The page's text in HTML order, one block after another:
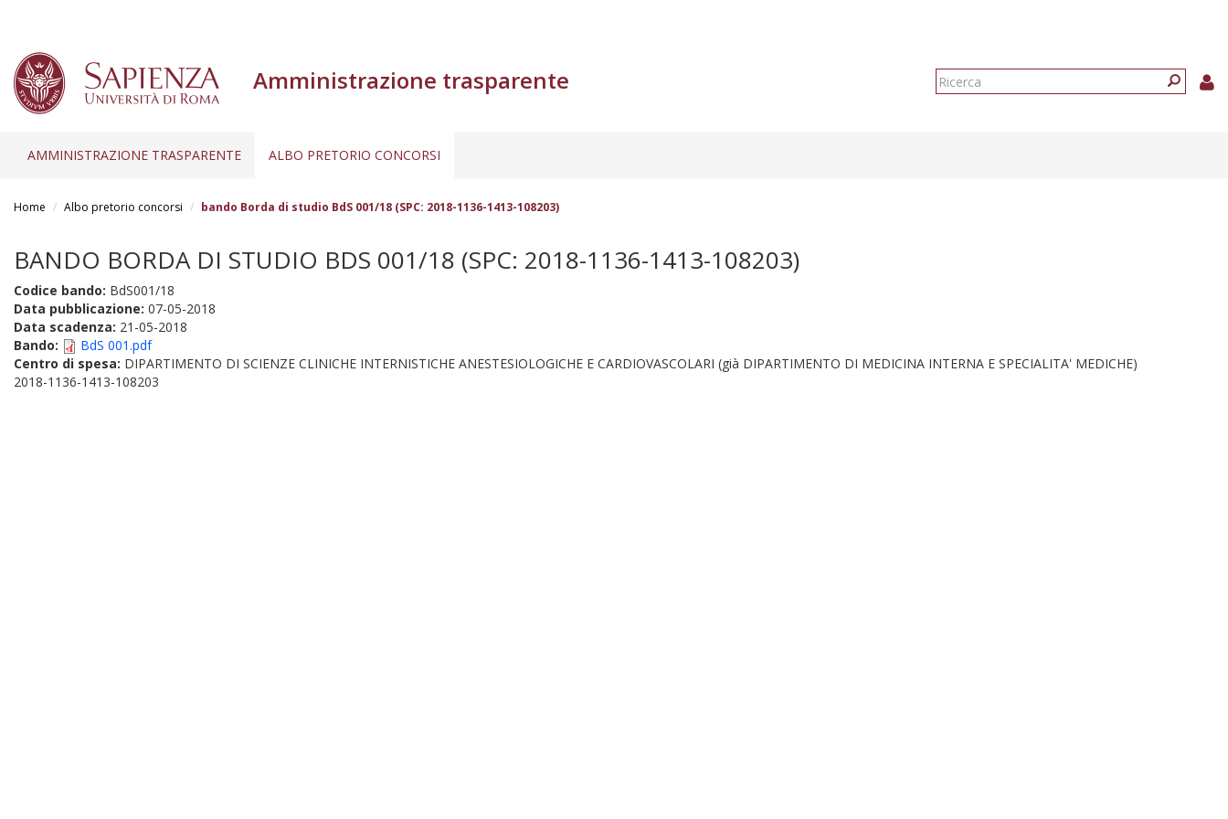
Amministrazione trasparente
Form
AMMINISTRAZIONE TRASPARENTE ALBO PRETORIO CONCORSI
Home Albo pretorio concorsi bando Borda di studio BdS 001/18 (SPC: 2018-1136-1413-108203)
BANDO BORDA DI STUDIO BDS 001/18 (SPC: 2018-1136-1413-108203)
Codice bando: BdS001/18
Data pubblicazione: 07-05-2018
Data scadenza: 21-05-2018
Bando:
BdS 001.pdf
Centro di spesa: DIPARTIMENTO DI SCIENZE CLINICHE INTERNISTICHE ANESTESIOLOGICHE E CARDIOVASCOLARI (già DIPARTIMENTO DI MEDICINA INTERNA E SPECIALITA' MEDICHE)
2018-1136-1413-108203